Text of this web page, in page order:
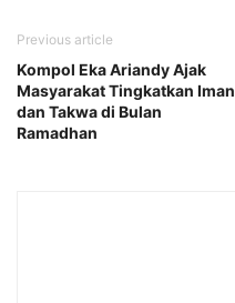
Previous article
Kompol Eka Ariandy Ajak
Masyarakat Tingkatkan Iman
dan Takwa di Bulan
Ramadhan